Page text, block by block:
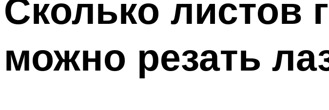
Сколько листов
можно резать